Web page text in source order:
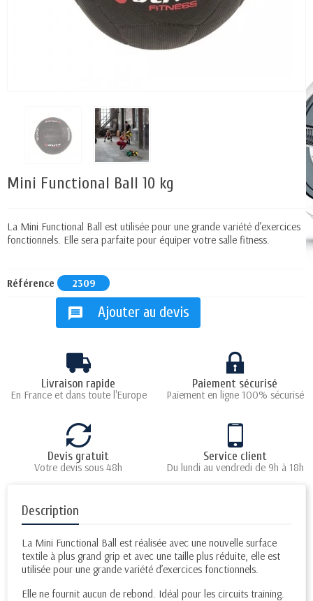
Mini Functional Ball 10 kg
La Mini Functional Ball est utilisée pour une grande variété d’exercices
fonctionnels. Elle sera parfaite pour équiper votre salle fitness.
Référence 2309
message Ajouter au devis
Livraison rapide
En France et dans toute l'Europe
Paiement sécurisé
Paiement en ligne 100% sécurisé
Devis gratuit
Votre devis sous 48h
Service client
Du lundi au vendredi de 9h à 18h
Description
La Mini Functional Ball est réalisée avec une nouvelle surface
textile à plus grand grip et avec une taille plus réduite, elle est
utilisée pour une grande variété d’exercices fonctionnels.
Elle ne fournit aucun de rebond. Idéal pour les circuits training.